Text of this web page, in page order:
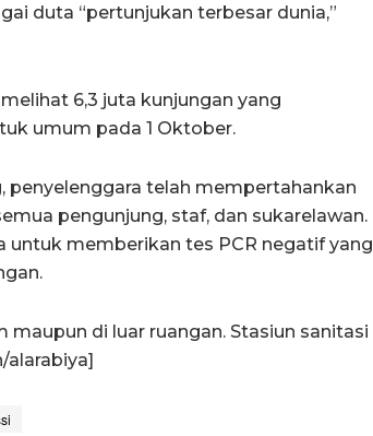
duta “pertunjukan terbesar dunia,”
6,3 juta kunjungan yang
umum pada 1 Oktober.
penyelenggara telah mempertahankan
pengunjung, staf, dan sukarelawan.
untuk memberikan tes PCR negatif yang
di luar ruangan. Stasiun sanitasi
alarabiya]